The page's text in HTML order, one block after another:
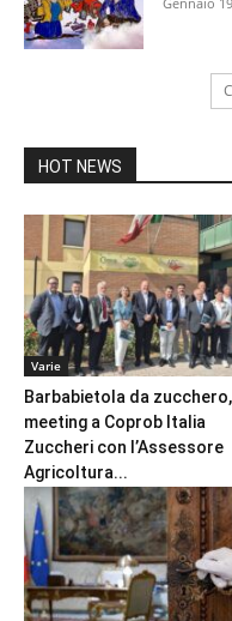
HOT NEWS
Varie
Barbabietola da zucchero,
meeting a Coprob Italia
Zuccheri con l’Assessore
Agricoltura...